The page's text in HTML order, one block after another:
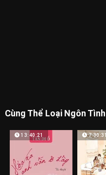
Cùng Thể Loại Ngôn Tình
13:40:21 7:30:31